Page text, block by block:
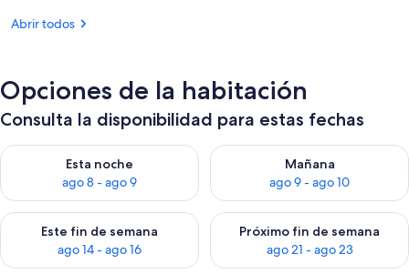
Abrir todos
Opciones de la habitación
Consulta la disponibilidad para estas fechas
Esta noche
ago 8 - ago 9
Consulta la disponibilidad para esta noche, ago 8 - ago 9
Mañana
ago 9 - ago 10
Consulta la disponibilidad
Este fin de semana
ago 14 - ago 16
Consulta la disponibilidad para este fin de semana, ago 14 -
Próximo fin de semana
ago 21 - ago 23
Consulta la disponibilidad